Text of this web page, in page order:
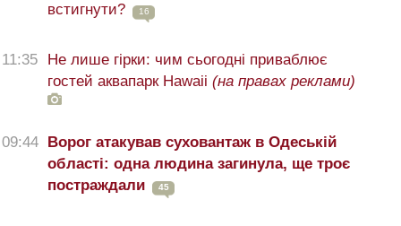
встигнути?
16
11:35
Не лише гірки: чим сьогодні приваблює
гостей аквапарк Hawaii (на правах реклами)
09:44
Ворог атакував суховантаж в Одеській
області: одна людина загинула, ще троє
постраждали
45